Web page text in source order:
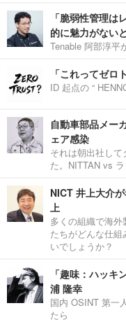
「脆弱性管理
的に魅力がない
Tenable 阿部淳平
「これってゼロ
ID 起点の “
自動車部品メー
ェア感染
それは朝出社し
た。NITTAN vs
NICT 井上大介
上
多くの組織で海
たちがどんな仕
いでしょうか？
「趣味：ハッ
浦 隆幸
国内 OSINT 第一
たら